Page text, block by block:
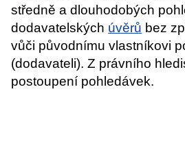
středně a dlouhodobých
dodavatelských úvěrů bez
vůči původnímu vlastníkovi
(dodavateli). Z právního
postoupení pohledávek.